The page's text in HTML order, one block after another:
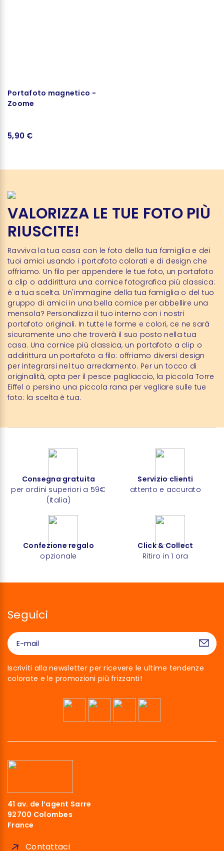
Portafoto magnetico -
Zoome
5,90 €
VALORIZZA LE TUE FOTO PIÙ
RIUSCITE!
Ravviva la tua casa con le foto della tua famiglia e dei
tuoi amici usando i portafoto colorati e di design che
offriamo. Un filo per appendere le tue foto, un portafoto
a clip o addirittura una cornice fotografica più classica:
è a tua scelta. Un'immagine della tua famiglia o del tuo
gruppo di amici in una bella cornice per abbellire una
mensola? Personalizza il tuo interno con i nostri
portafoto originali. In tutte le forme e colori, ce ne sarà
sicuramente uno che troverà il suo posto nella tua
casa. Una cornice più classica, un portafoto a clip o
addirittura un portafoto a filo: offriamo diversi design
per integrarsi nel tuo arredamento. Per un tocco di
originalità, opta per il pesce pagliaccio, la piccola Torre
Eiffel o persino una piccola rana per vegliare sulle tue
foto: la scelta è tua.
Consegna gratuita
per ordini superiori a 59€
(Italia)
Servizio clienti
attento e accurato
Confezione regalo
opzionale
Click & Collect
Ritiro in 1 ora
Seguici
Iscriviti alla newsletter per ricevere le ultime tendenze
colorate e le promozioni più frizzanti!
41 av. de l’agent Sarre
92700 Colombes
France
Contattaci
Ciao siamo noi…
Abbiamo aspettato di essere sicuri che
questo sito ti interessi prima di bussare,
durante la tua visita.